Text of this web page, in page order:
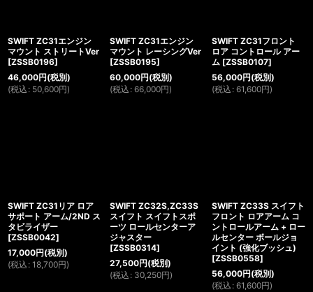
SWIFT ZC31エンジン
マウント ストリートVer
[ZSSB0196]
46,000円(税別)
(税込 : 50,600円)
SWIFT ZC31エンジン
マウント レーシングVer
[ZSSB0195]
60,000円(税別)
(税込 : 66,000円)
SWIFT ZC31フロント
ロア コントロール アー
ム [ZSSB0107]
56,000円(税別)
(税込 : 61,600円)
SWIFT ZC31リア ロア
サポート アーム/2ND ス
タビライザー
[ZSSB0042]
17,000円(税別)
(税込 : 18,700円)
SWIFT ZC32S,ZC33S
スイフト スイフトスポ
ーツ ロールセンターア
ジャスター
[ZSSB0314]
27,500円(税別)
(税込 : 30,250円)
SWIFT ZC33S スイフト
フロント ロアアーム コ
ントロールアーム + ロー
ルセンター ボールジョ
イント (強化ブッシュ)
[ZSSB0558]
56,000円(税別)
(税込 : 61,600円)